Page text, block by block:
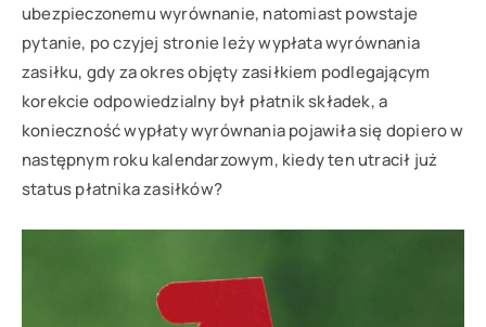
ubezpieczonemu wyrównanie, natomiast powstaje
pytanie, po czyjej stronie leży wypłata wyrównania
zasiłku, gdy za okres objęty zasiłkiem podlegającym
korekcie odpowiedzialny był płatnik składek, a
konieczność wypłaty wyrównania pojawiła się dopiero w
następnym roku kalendarzowym, kiedy ten utracił już
status płatnika zasiłków?